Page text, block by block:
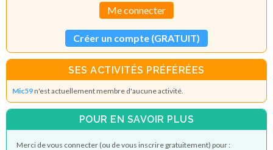
Me connecter
Créer un compte (GRATUIT)
SES ACTIVITÉS PRÉFÉRÉES
Mic59n'est actuellement membre d'aucune activité.
POUR EN SAVOIR PLUS
Merci de vous connecter (ou de vous inscrire gratuitement) pour :